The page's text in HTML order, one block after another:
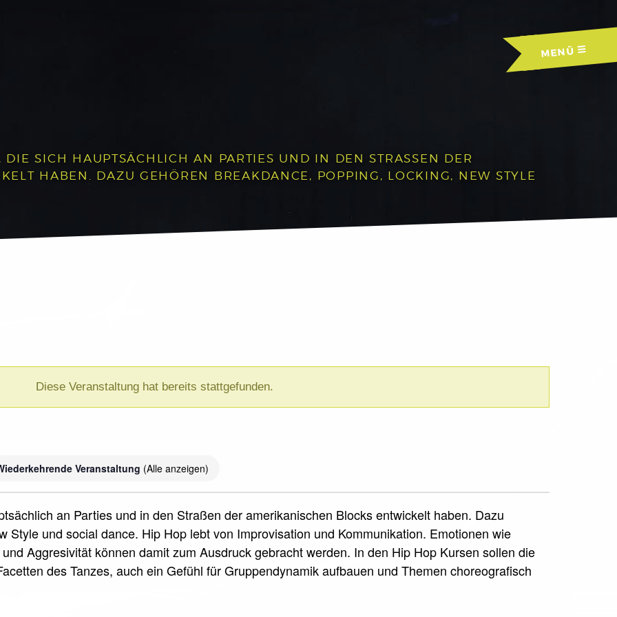
MENÜ
SICH HAUPTSÄCHLICH AN PARTIES UND IN DEN STRASSEN DER A
HABEN. DAZU GEHÖREN BREAKDANCE, POPPING, LOCKING, NEW STYLE U
Diese Veranstaltung hat bereits stattgefunden.
Veranstaltung (Alle anzeigen)
an Parties und in den Straßen der amerikanischen Blocks entwickelt haben. Dazu
Style und social dance. Hip Hop lebt von Improvisation und Kommunikation. Emotionen wie
Aggresivität können damit zum Ausdruck gebracht werden. In den Hip Hop Kursen sollen die
des Tanzes, auch ein Gefühl für Gruppendynamik aufbauen und Themen choreografisch